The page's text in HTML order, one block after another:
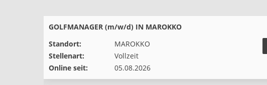
GROUPFITNESS TRAINER (m/w/d)
Standort:
Z.B IN DER TÜRKEI, IN
GRIECHENLAND ODER AUF DJERBA
Stellenart:
Vollzeit
Online seit:
30.07.2026